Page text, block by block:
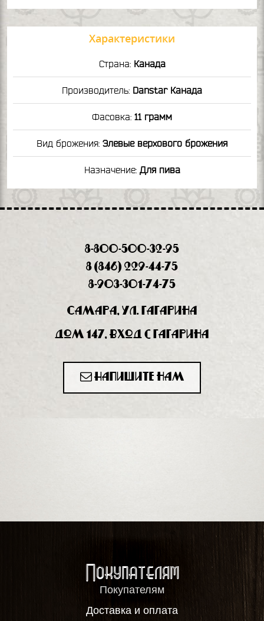
Характеристики
Страна: Канада
Производитель: Danstar Канада
Фасовка: 11 грамм
Вид брожения: Элевые верхового брожения
Назначение: Для пива
8-800-500-32-95
8 (846) 229-44-75
8-903-301-74-75
Самара, ул. Гагарина
дом 147, вход с Гагарина
Напишите нам
Покупателям
Покупателям
Доставка и оплата